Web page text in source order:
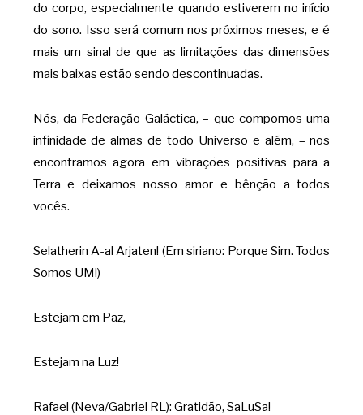
do corpo, especialmente quando estiverem no início
do sono. Isso será comum nos próximos meses, e é
mais um sinal de que as limitações das dimensões
mais baixas estão sendo descontinuadas.
Nós, da Federação Galáctica, – que compomos uma
infinidade de almas de todo Universo e além, – nos
encontramos agora em vibrações positivas para a
Terra e deixamos nosso amor e bênção a todos
vocês.
Selatherin A-al Arjaten! (Em siriano: Porque Sim. Todos
Somos UM!)
Estejam em Paz,
Estejam na Luz!
Rafael (Neva/Gabriel RL): Gratidão, SaLuSa!